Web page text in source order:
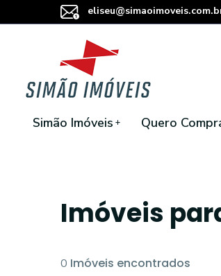
Simão Imóveis Quero
Imóveis
0 Imóveis encontrados